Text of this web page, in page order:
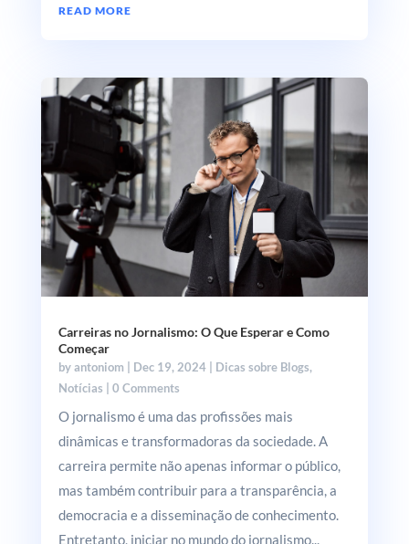
READ MORE
Carreiras no Jornalismo: O Que Esperar e Como
Começar
byantoniom Dec 19, 2024| Dicas sobre Blogs,
Notícias | 0 Comments
O jornalismo é uma das profissões mais
dinâmicas e transformadoras da sociedade. A
carreira permite não apenas informar o público,
mas também contribuir para a transparência, a
democracia e a disseminação de conhecimento.
Entretanto, iniciar no mundo do jornalismo...